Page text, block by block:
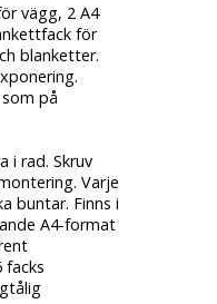
vägg, 2 A4
för
blanketter.
på
i rad. Skruv
Varje
buntar. Finns i
A4-format
facks